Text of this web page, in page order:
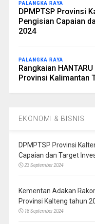
PALANGKA RAYA
DPMPTSP Provinsi
Pengisian Capaian
2024
PALANGKA RAYA
Rangkaian
Provinsi Kalimantan
EKONOMI & BISNIS
DPMPTSP Provinsi
Capaian dan Target
23 September 2024
Kementan Adakan
Provinsi Kalteng tahun
18 September 2024